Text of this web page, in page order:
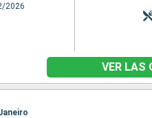
2026
VER LAS